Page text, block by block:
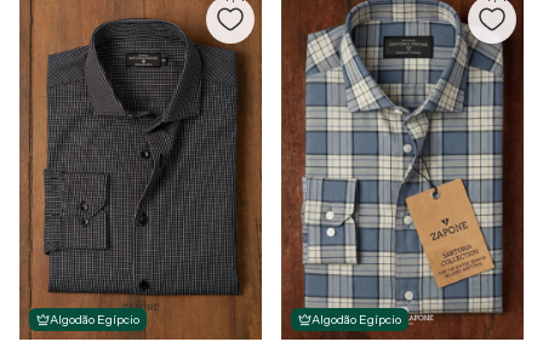
Algodão Egípcio Algodão Egípcio